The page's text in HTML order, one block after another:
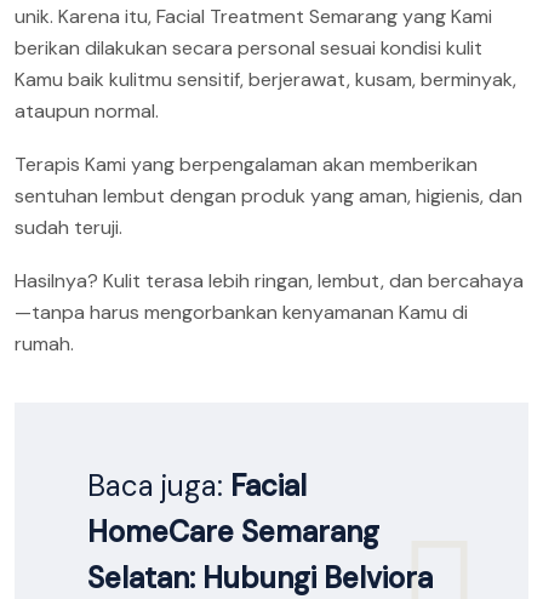
unik. Karena itu, Facial Treatment Semarang yang Kami
berikan dilakukan secara personal sesuai kondisi kulit
Kamu baik kulitmu sensitif, berjerawat, kusam, berminyak,
ataupun normal.
Terapis Kami yang berpengalaman akan memberikan
sentuhan lembut dengan produk yang aman, higienis, dan
sudah teruji.
Hasilnya? Kulit terasa lebih ringan, lembut, dan bercahaya
—tanpa harus mengorbankan kenyamanan Kamu di
rumah.
Baca juga: Facial
HomeCare Semarang
Selatan: Hubungi Belviora